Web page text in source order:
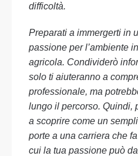
difficoltà.
Preparati a immergerti in
passione per l’ambiente
agricola. Condividerò
solo ti aiuteranno a
professionale, ma
lungo il percorso. Quindi,
a scoprire come un
porte a una carriera che
cui la tua passione può